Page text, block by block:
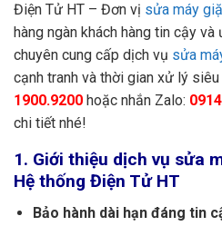
Điện Tử HT – Đơn vị sửa máy
hàng ngàn khách hàng tin cậy
chuyên cung cấp dịch vụ sửa
cạnh tranh và thời gian xử lý
1900.9200 hoặc nhắn Zalo:
chi tiết nhé!
1. Giới thiệu dịch vụ sửa
Hệ thống Điện Tử HT
Bảo hành dài hạn đáng tin